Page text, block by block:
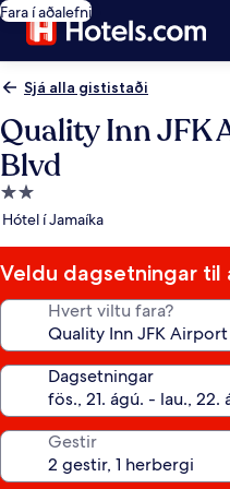
Fara í aðalefni
Sjá alla gististaði
Quality Inn JFK
Blvd
2.0
stjörnu
Hótel í Jamaíka
Veldu dagsetningar til
Hvert viltu fara?
Dagsetningar
Gestir